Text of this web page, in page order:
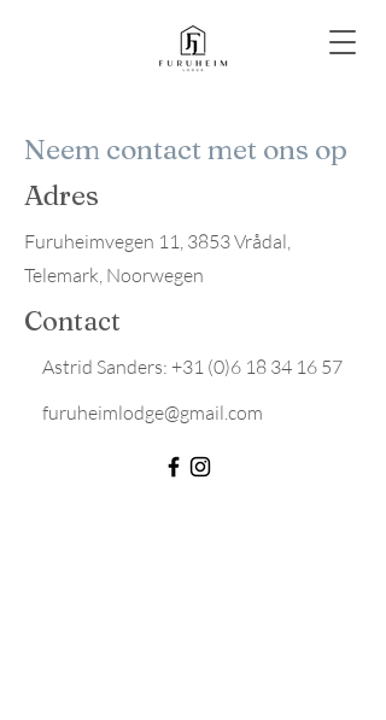
Neem contact met ons op
Adres
Furuheimvegen 11, 3853 Vrådal,
Telemark, Noorwegen
Contact
Astrid Sanders: +31 (0)6 18 34 16 57
furuheimlodge@gmail.com